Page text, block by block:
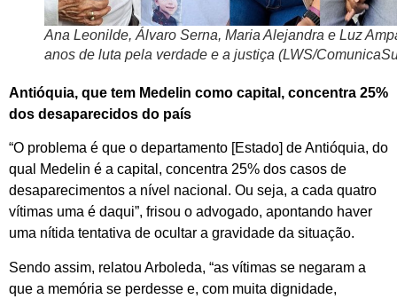
Ana Leonilde, Álvaro Serna, Maria Alejandra e Luz
anos de luta pela verdade e a justiça (LWS/
Antióquia, que tem Medelin como capital, concentra 25%
dos desaparecidos do país
“O problema é que o departamento [Estado] de Antióquia, do
qual Medelin é a capital, concentra 25% dos casos de
desaparecimentos a nível nacional. Ou seja, a cada quatro
vítimas uma é daqui”, frisou o advogado, apontando haver
uma nítida tentativa de ocultar a gravidade da situação.
Sendo assim, relatou Arboleda, “as vítimas se negaram a
que a memória se perdesse e, com muita dignidade,